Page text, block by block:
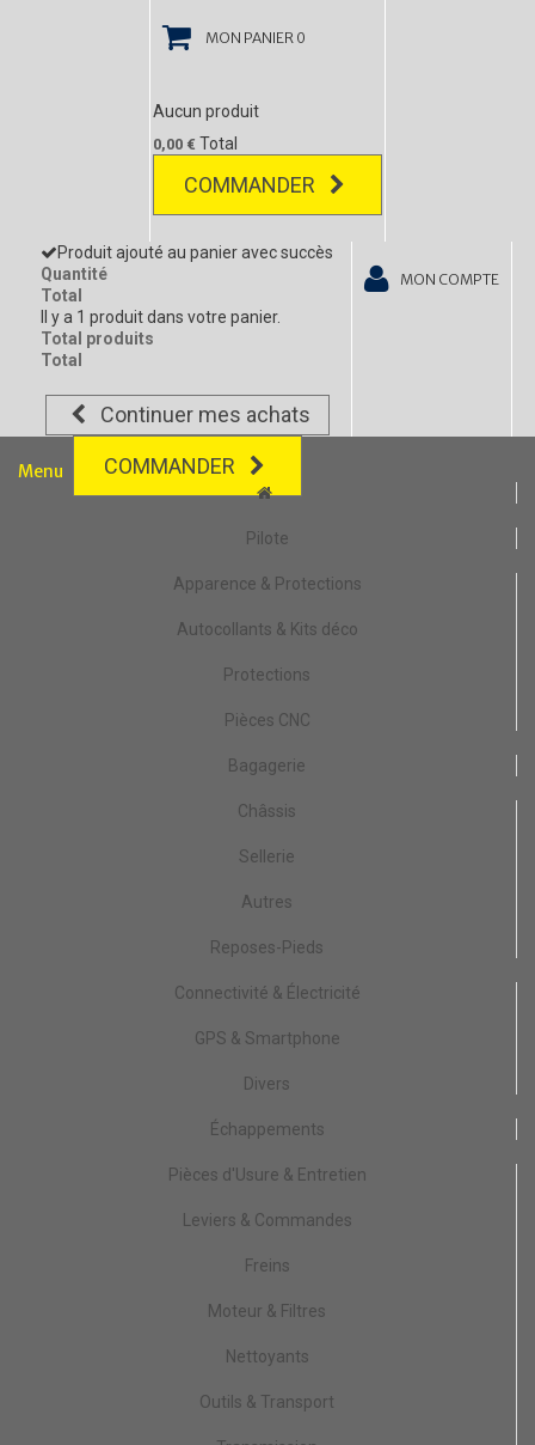
MON PANIER 0
Aucun produit
0,00 € Total
COMMANDER
Produit ajouté au panier avec succès
Quantité
Total
Il y a 1 produit dans votre panier.
Total produits
Total
Continuer mes achats
COMMANDER
MON COMPTE
Menu
Pilote
Apparence & Protections
Autocollants & Kits déco
Protections
Pièces CNC
Bagagerie
Châssis
Sellerie
Autres
Reposes-Pieds
Connectivité & Électricité
GPS & Smartphone
Divers
Échappements
Pièces d'Usure & Entretien
Leviers & Commandes
Freins
Moteur & Filtres
Nettoyants
Outils & Transport